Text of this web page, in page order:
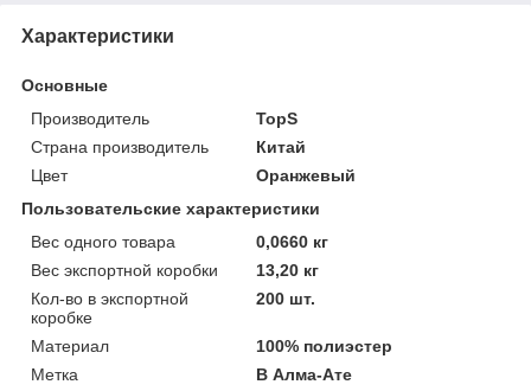
Характеристики
Основные
Производитель
TopS
Страна производитель
Китай
Цвет
Оранжевый
Пользовательские характеристики
Вес одного товара
0,0660 кг
Вес экспортной коробки
13,20 кг
Кол-во в экспортной
коробке
200 шт.
Материал
100% полиэстер
Метка
В Алма-Ате